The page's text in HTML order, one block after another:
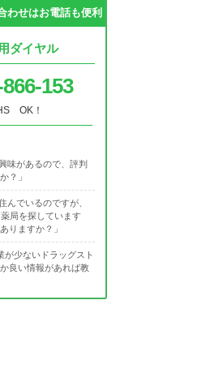
員
4日～5日)
わせはお電話も便利
ダイヤル
153
OK！
味があるので、評判
？」
んでいるのですが、
局を探しています
りますか？」
が少ないドラッグスト
良い情報があれば教